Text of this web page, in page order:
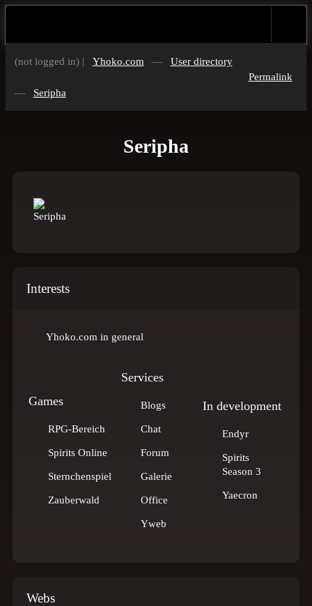
(not logged in) | Yhoko.com — User directory
— Seripha
Permalink
Seripha
Interests
Yhoko.com in general
Games
RPG-Bereich
Spirits Online
Sternchenspiel
Zauberwald
Services
Blogs
Chat
Forum
Galerie
Office
Yweb
In development
Endyr
Spirits
Season 3
Yaecron
Webs